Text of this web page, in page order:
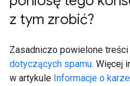
z tym zrobić?
Zasadniczo powielone treści
dotyczących spamu. Więcej
w artykule Informacje o